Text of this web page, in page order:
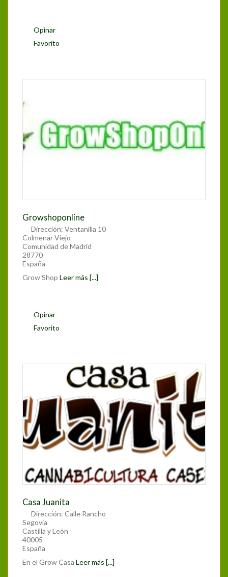
Opinar
Favorito
Growshoponline
Dirección:Ventanilla 10
Colmenar Viejo
Comunidad de Madrid
28770
España
Grow Shop Leer más [...]
Opinar
Favorito
Casa Juanita
Dirección:Calle Rancho
Segovia
Castilla y León
40005
España
En el Grow Casa Leer más [...]